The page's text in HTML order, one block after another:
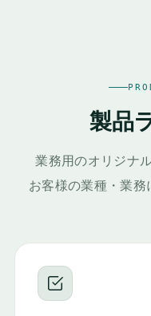
製品
業務用のオリジナ
お客様の業種・業務